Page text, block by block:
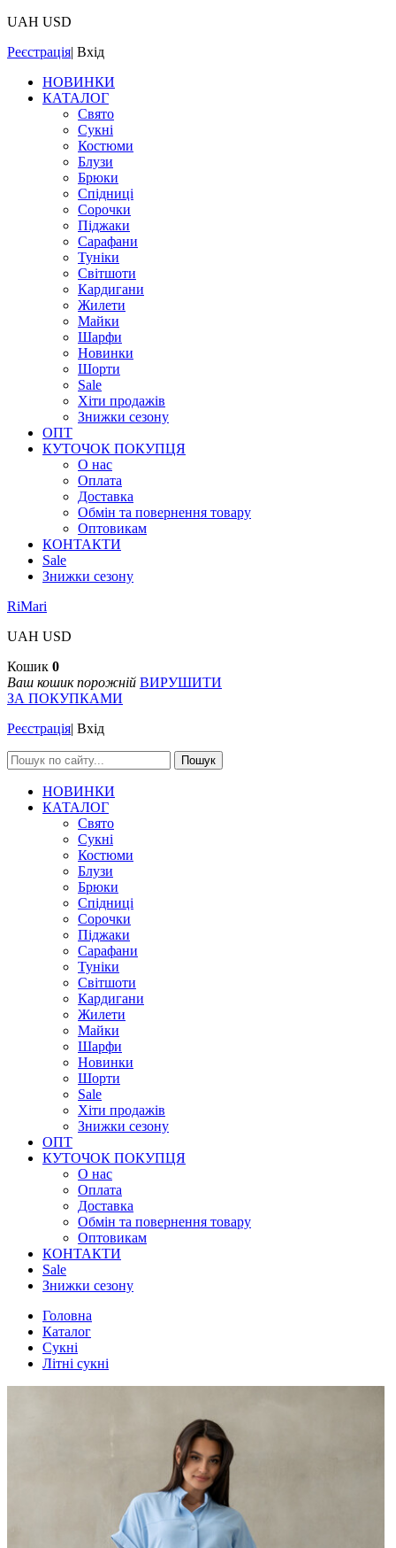
UAH USD
Реєстрація| Вхід
НОВИНКИ
КАТАЛОГ
Свято
Сукні
Костюми
Блузи
Брюки
Спідниці
Сорочки
Піджаки
Сарафани
Туніки
Світшоти
Кардигани
Жилети
Майки
Шарфи
Новинки
Шорти
Sale
Хіти продажів
Знижки сезону
ОПТ
КУТОЧОК ПОКУПЦЯ
О нас
Оплата
Доставка
Обмін та повернення товару
Оптовикам
КОНТАКТИ
Sale
Знижки сезону
RiMari
UAH USD
Кошик 0
Ваш кошик порожній ВИРУШИТИ
ЗА ПОКУПКАМИ
Реєстрація| Вхід
Пошук
НОВИНКИ
КАТАЛОГ
Свято
Сукні
Костюми
Блузи
Брюки
Спідниці
Сорочки
Піджаки
Сарафани
Туніки
Світшоти
Кардигани
Жилети
Майки
Шарфи
Новинки
Шорти
Sale
Хіти продажів
Знижки сезону
ОПТ
КУТОЧОК ПОКУПЦЯ
О нас
Оплата
Доставка
Обмін та повернення товару
Оптовикам
КОНТАКТИ
Sale
Знижки сезону
Головна
Каталог
Сукні
Літні сукні